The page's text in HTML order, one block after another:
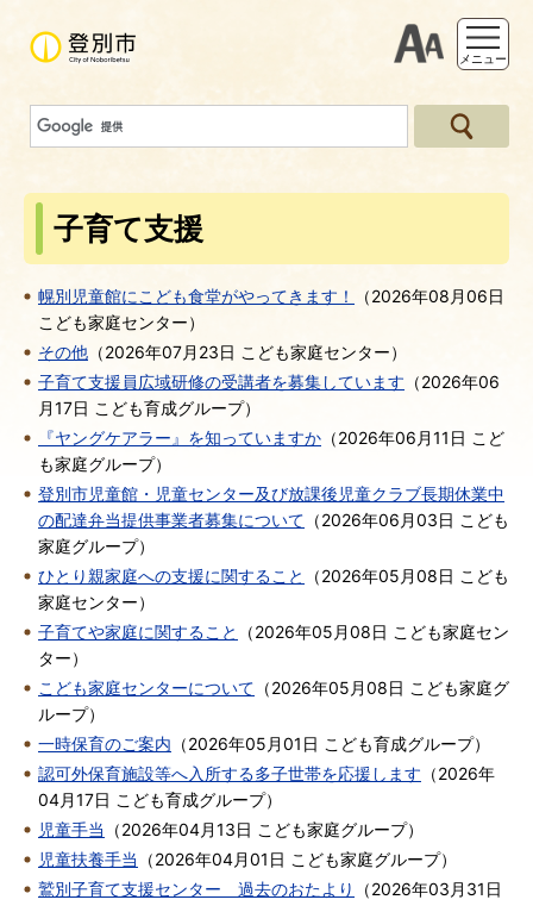
支援ツー
メニュー
子育て支援
幌別児童館にこども食堂がやってきます！ （2026年08月06日
こども家庭センター）
その他 （2026年07月23日 こども家庭センター）
子育て支援員広域研修の受講者を募集しています （2026年06
月17日 こども育成グループ）
『ヤングケアラー』を知っていますか （2026年06月11日 こど
も家庭グループ）
登別市児童館・児童センター及び放課後児童クラブ長期休業中
の配達弁当提供事業者募集について （2026年06月03日 こども
家庭グループ）
ひとり親家庭への支援に関すること
（2026年05月08日 こども
家庭センター）
子育てや家庭に関すること
（2026年05月08日 こども家庭セン
ター）
こども家庭センターについて （2026年05月08日 こども家庭グ
ループ）
一時保育のご案内 （2026年05月01日 こども育成グループ）
認可外保育施設等へ入所する多子世帯を応援します （2026年
04月17日 こども育成グループ）
児童手当
（2026年04月13日 こども家庭グループ）
児童扶養手当
（2026年04月01日 こども家庭グループ）
鷲別子育て支援センター 過去のおたより
（2026年03月31日